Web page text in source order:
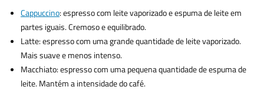
Cappuccino: espresso com leite vaporizado e espuma de leite em
partes iguais. Cremoso e equilibrado.
Latte: espresso com uma grande quantidade de leite vaporizado.
Mais suave e menos intenso.
Macchiato: espresso com uma pequena quantidade de espuma de
leite. Mantém a intensidade do café.